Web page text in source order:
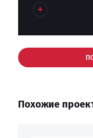
Похожие